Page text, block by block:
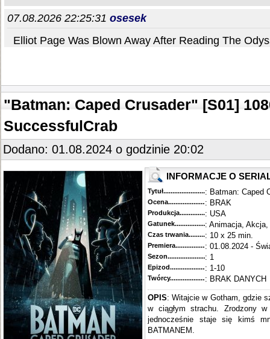
"Batman: Caped Crusader" [S01]
SuccessfulCrab
Dodano: 01.08.2024 o godzinie 20:02
INFORMACJE O
Tytuł............................................
: Batman: Caped
Ocena.............................................
: BRAK
Produkcja.........................................
: USA
Gatunek...........................................
: Animacja, Akcja,
Czas trwania......................................
: 10 x 25 min.
Premiera..........................................
: 01.08.2024 -
Sezon.............................................
: 1
Epizod............................................
: 1-10
Twórcy...........................................
: BRAK DANYCH
OPIS: Witajcie w Gotham, gdzie
w ciągłym strachu. Zrodzony
jednocześnie staje się kimś
BATMANEM.